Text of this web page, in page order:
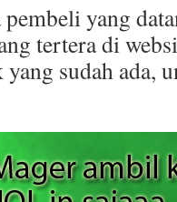
yang
tertera di
sudah ada,